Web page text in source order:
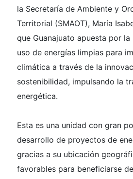
la Secretaría de Ambiente y
Territorial (SMAOT), María
que Guanajuato apuesta por
uso de energías limpias para
climática a través de la
sostenibilidad, impulsando la
energética.
Esta es una unidad con gran
desarrollo de proyectos de
gracias a su ubicación
favorables para beneficiarse